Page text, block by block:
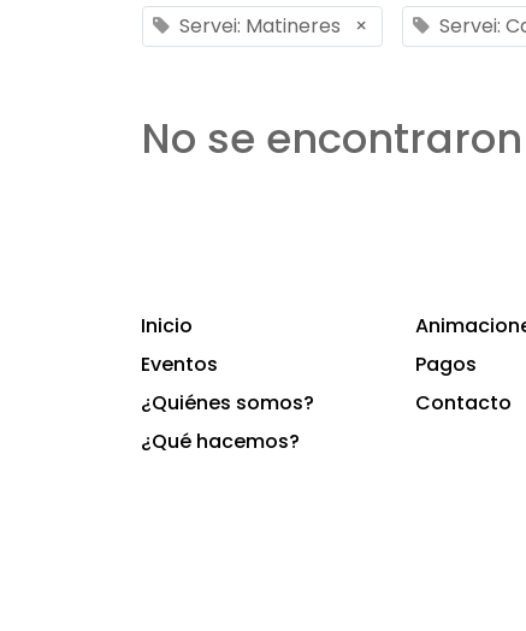
Servei: Matineres × Servei:
No se
Inicio
Eventos
¿Quiénes somos?
¿Qué hacemos?
Pagos
Contacto